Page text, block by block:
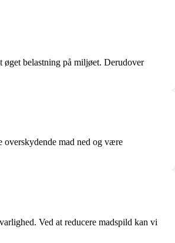
øget belastning på miljøet. Derudover
overskydende mad ned og være
Ved at reducere madspild kan vi